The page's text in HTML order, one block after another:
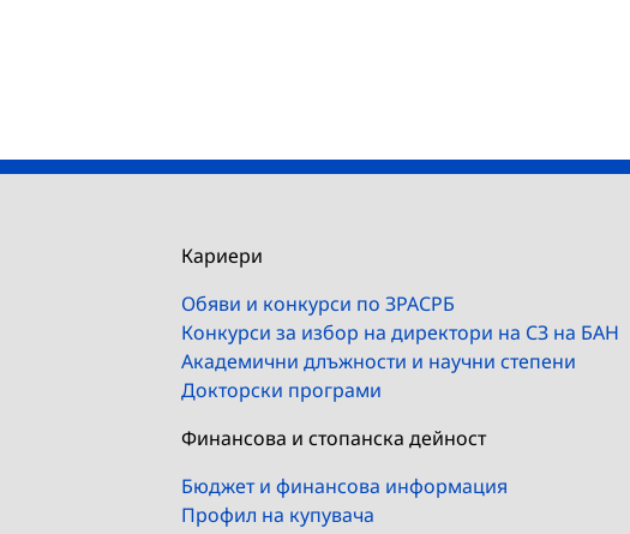
Кариери
Обяви и конкурси по ЗРАСРБ
Конкурси за избор на директори на СЗ на БАН
Академични длъжности и научни степени
Докторски програми
Финансова и стопанска дейност
Бюджет и финансова информация
Профил на купувача